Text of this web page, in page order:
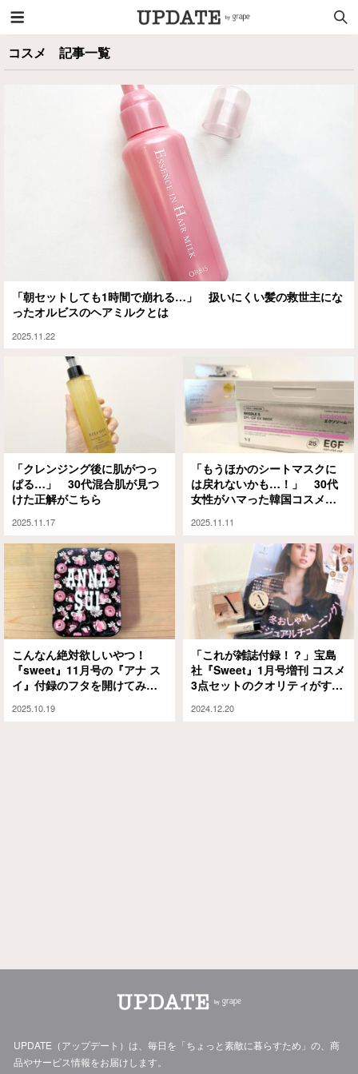
コスメ 記事一覧
「朝セットしても1時間で崩れる…」 扱いにくい髪の救世主にな
ったオルビスのヘアミルクとは
2025.11.22
「クレンジング後に肌がつっ
ぱる…」 30代混合肌が見つ
けた正解がこちら
2025.11.17
「もうほかのシートマスクに
は戻れないかも…！」 30代
女性がハマった韓国コスメ
2025.11.11
こんなん絶対欲しいやつ！
『sweet』11月号の『アナ ス
イ』付録のフタを開けてみる
2025.10.19
「これが雑誌付録！？」宝島
社『Sweet』1月号増刊 コスメ
3点セットのクオリティがすご
2024.12.20
UPDATE（アップデート）は、毎日を「ちょっと素敵に暮らすため」の、商
品やサービス情報をお届けします。